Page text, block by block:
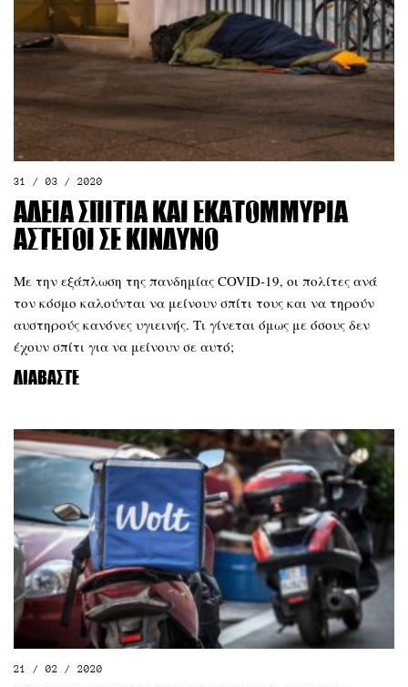
31 / 03 / 2020
Άδεια σπίτια και εκατομμύρια
άστεγοι σε κίνδυνο
Με την εξάπλωση της πανδημίας COVID-19, οι πολίτες ανά
τον κόσμο καλούνται να μείνουν σπίτι τους και να τηρούν
αυστηρούς κανόνες υγιεινής. Τι γίνεται όμως με όσους δεν
έχουν σπίτι για να μείνουν σε αυτό;
Διαβάστε
21 / 02 / 2020